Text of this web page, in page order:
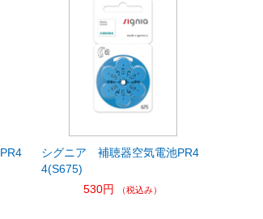
シグニア 補聴器空気電池PR4
4(S675)
530円
（税込み）